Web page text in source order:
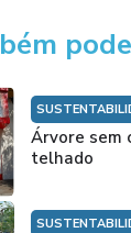
Árvore sem
telhado